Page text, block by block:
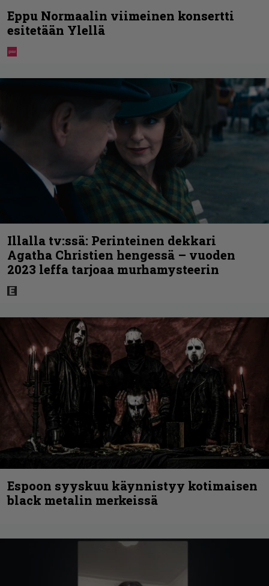
Eppu Normaalin viimeinen konsertti
esitetään Ylellä
Illalla tv:ssä: Perinteinen dekkari
Agatha Christien hengessä – vuoden
2023 leffa tarjoaa murhamysteerin
Espoon syyskuu käynnistyy kotimaisen
black metalin merkeissä